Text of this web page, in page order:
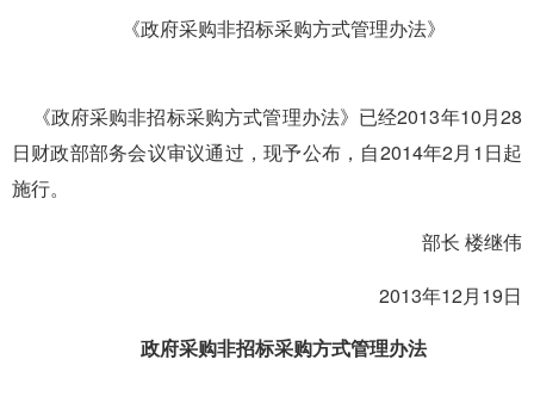
《政府采购非招标采购方式管理办法》
《政府采购非招标采购方式管理办法》已经2013年10月28
日财政部部务会议审议通过，现予公布，自2014年2月1日起
施行。
部长 楼继伟
2013年12月19日
政府采购非招标采购方式管理办法